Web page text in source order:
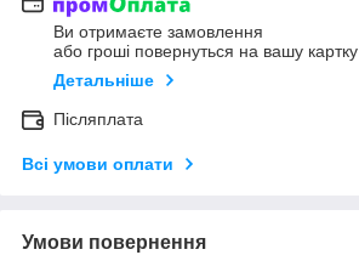
Ви отримаєте замовлення
або гроші повернуться на вашу картку
Детальніше
Післяплата
Всі умови оплати
Умови повернення